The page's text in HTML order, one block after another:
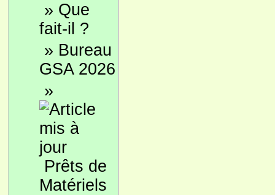
» Que
fait-il ?
» Bureau
GSA 2026
»
Prêts de
Matériels